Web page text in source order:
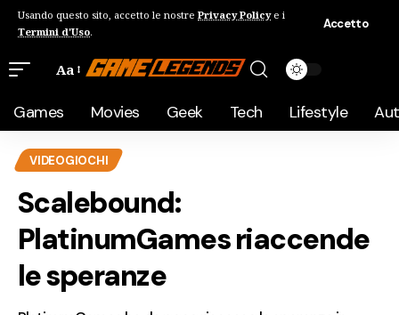
Usando questo sito, accetto le nostre Privacy Policye i
Termini d'Uso.
Accetto
Aa
Games Movies Geek Tech Lifestyle
VIDEOGIOCHI
Scalebound:
PlatinumGames riaccende
le speranze